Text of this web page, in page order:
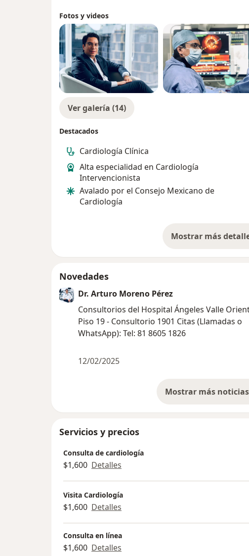
Fotos y videos
Ver galería (14)
Destacados
Cardiología Clínica
Alta especialidad en Cardiología
Intervencionista
Avalado por el Consejo Mexicano de
Cardiología
Mostrar mássobre la
Novedades
Dr. Arturo Moreno Pérez
Consultorios del Hospital Ángeles Valle
Piso 19 - Consultorio 1901 Citas (Llamadas o
WhatsApp): Tel: 81 8605 1826
12/02/2025
Servicios y precios
Consulta de cardiología
$1,600 Detalles
Visita Cardiología
$1,600 Detalles
Consulta en línea
$1,600 Detalles